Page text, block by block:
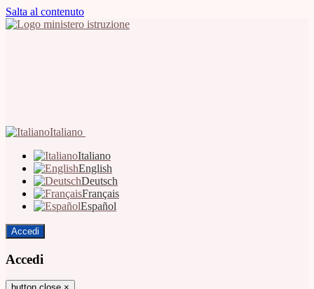
Salta al contenuto
Italiano
Italiano
English
Deutsch
Français
Español
Accedi
Accedi